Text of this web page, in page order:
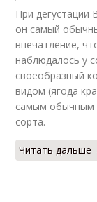
При дегустации
он самый
впечатление,
наблюдалось у
своеобразный
видом (ягода
самым обычным
сорта.
Читать дальше